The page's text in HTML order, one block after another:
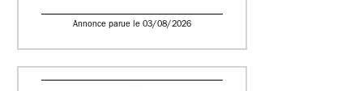
Annonce parue le 03/08/2026